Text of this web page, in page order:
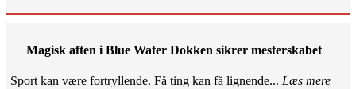
Magisk aften i Blue Water Dokken sikrer mesterskabet
Sport kan være fortryllende. Få ting kan få lignende... Læs mere